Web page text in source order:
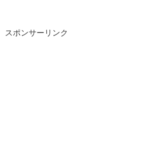
スポンサーリンク